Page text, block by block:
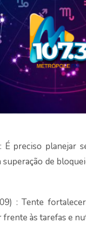
É preciso planejar
superação de
: Tente
às tarefas e